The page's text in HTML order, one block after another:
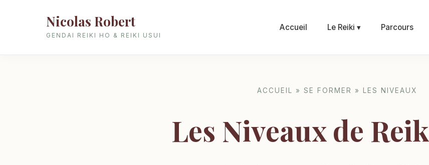
Nicolas Robert
GENDAI REIKI HO & REIKI USUI
Accueil Le Reiki ▾ Parcours
ACCUEIL » SE FORMER » LES NIVEAUX
Les Niveaux de